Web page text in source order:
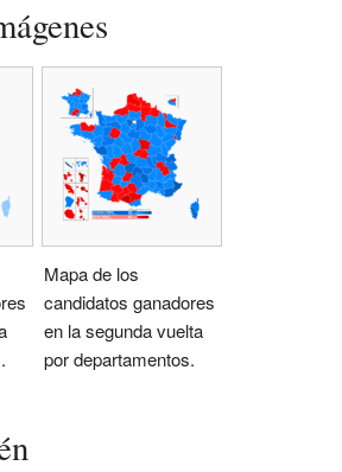
Mapa de los
candidatos ganadores
en la segunda vuelta
por departamentos.